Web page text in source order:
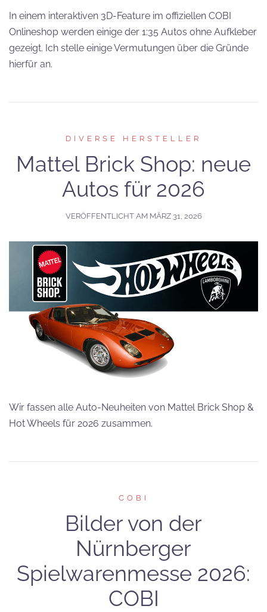
In einem interaktiven 3D-Feature im offiziellen COBI
Onlineshop werden einige der 1:35 Autos ohne Aufkleber
gezeigt. Ich stelle einige Vermutungen über die Gründe
hierfür an.
DIVERSE HERSTELLER
Mattel Brick Shop: neue
Autos für 2026
VERÖFFENTLICHT AM MÄRZ 31, 2026
Wir fassen alle Auto-Neuheiten von Mattel Brick Shop &
Hot Wheels für 2026 zusammen.
COBI
Bilder von der
Nürnberger
Spielwarenmesse 2026:
COBI